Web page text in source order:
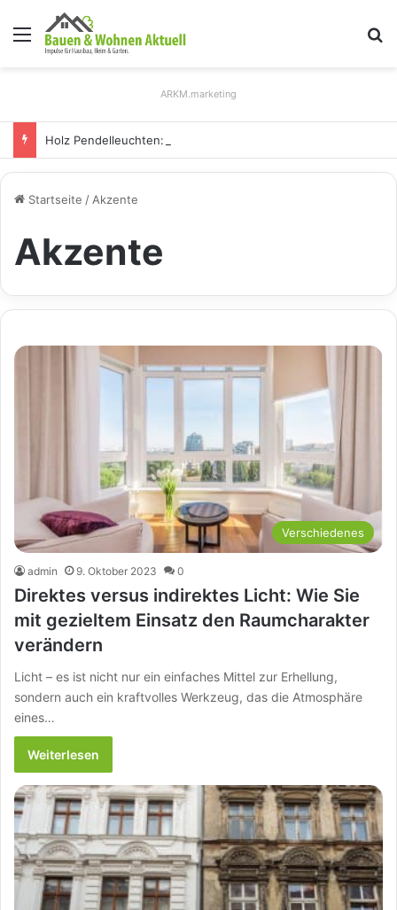
Menü
ARKM.marketing
Startseite / Akzente
Akzente
Verschiedenes
admin 9. Oktober 2023 0
Direktes versus indirektes Licht: Wie Sie
mit gezieltem Einsatz den Raumcharakter
verändern
Licht – es ist nicht nur ein einfaches Mittel zur Erhellung,
sondern auch ein kraftvolles Werkzeug, das die Atmosphäre
eines…
Weiterlesen